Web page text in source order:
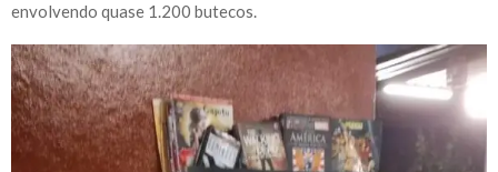
envolvendo quase 1.200 butecos.